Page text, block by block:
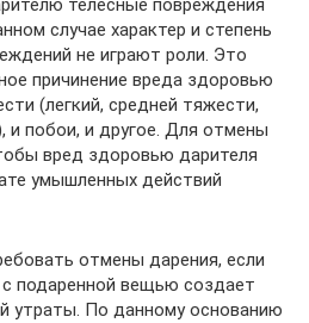
телесные повреждения
случае характер и степень
не играют роли. Это
причинение вреда здоровью
(легкий, средней тяжести,
и побои, и другое. Для отмены
вред здоровью дарителя
умышленных действий
отмены дарения, если
подаренной вещью создает
утраты. По данному основанию